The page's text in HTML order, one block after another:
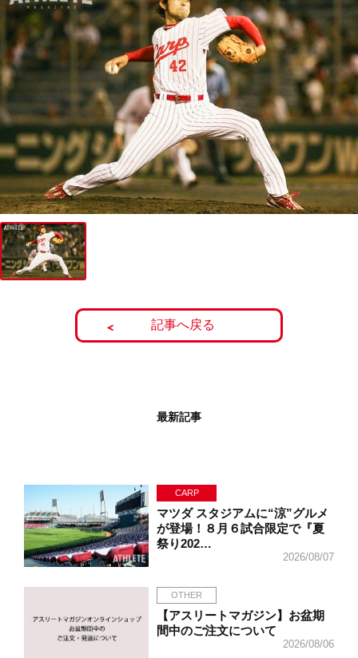
記事へ戻る
最新記事
CARP
マツダ スタジアムに“涼”グルメ
が登場！８月６試合限定で『夏
祭り202…
2026/08/07
OTHER
【アスリートマガジン】お盆期
間中のご注文について
2026/08/06